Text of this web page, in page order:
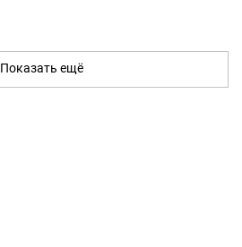
Показать ещё